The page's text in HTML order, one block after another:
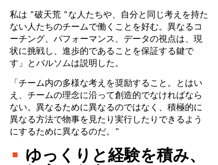
私は "破天荒 "な人たちや、自分と同じ考えを持た
ない人たちのチームで働くことを好む。異なるコ
ーチング、パフォーマンス、データの視点は、現
状に挑戦し、進歩的であることを保証する鍵で
す」とバルソムは説明した。
「チーム内の多様な考えを奨励すること。とはい
え、チームの理念に沿って創造的でなければなら
ない。異なるために異なるのではなく、積極的に
異なる方法で物事を見たり実行したりできるよう
にするために異なるのだ。"
ゆっくりと経験を積み、